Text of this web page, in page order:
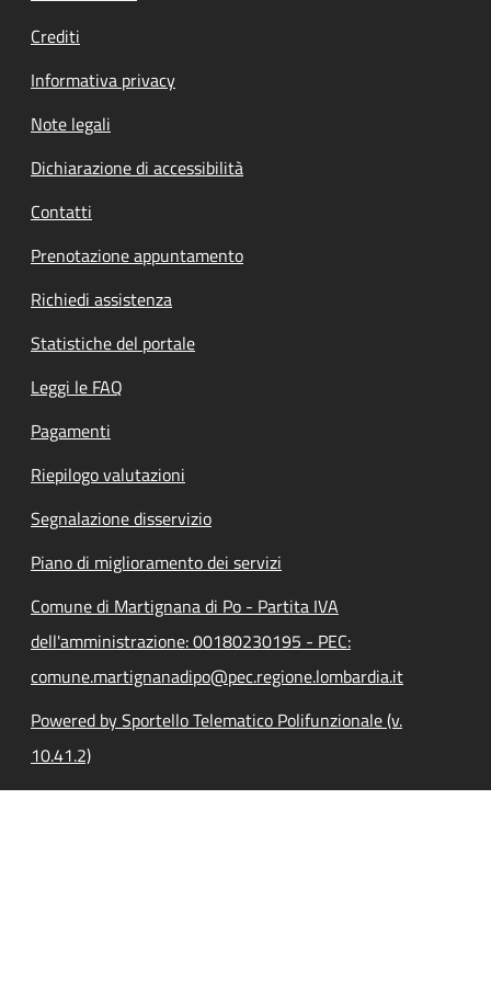
Crediti
Informativa privacy
Note legali
Dichiarazione di accessibilità
Contatti
Prenotazione appuntamento
Richiedi assistenza
Statistiche del portale
Leggi le FAQ
Pagamenti
Riepilogo valutazioni
Segnalazione disservizio
Piano di miglioramento dei servizi
Comune di Martignana di Po - Partita IVA
dell'amministrazione: 00180230195 - PEC:
comune.martignanadipo@pec.regione.lombardia.it
Powered by Sportello Telematico Polifunzionale (v.
10.41.2)